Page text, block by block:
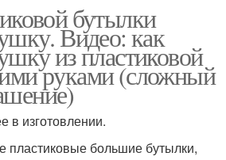
бутылки
Видео: как
из пластиковой
руками (сложный
в изготовлении.
пластиковые большие бутылки,